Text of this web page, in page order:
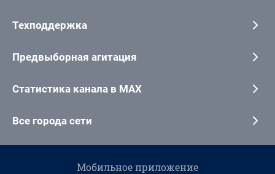
Техподдержка
Предвыборная агитация
Статистика канала в MAX
Все города сети
Мобильное приложение